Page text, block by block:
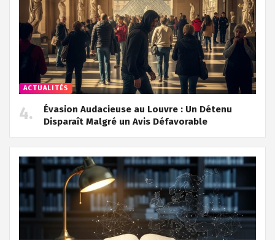
ACTUALITÉS
Évasion Audacieuse au Louvre : Un Détenu
Disparaît Malgré un Avis Défavorable